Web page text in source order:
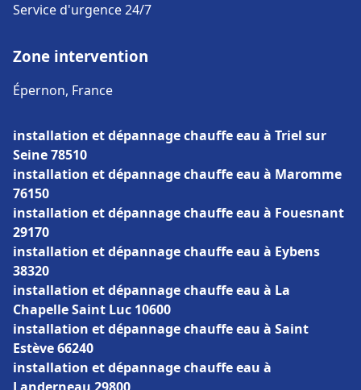
Service d'urgence 24/7
Zone intervention
Épernon, France
installation et dépannage chauffe eau à Triel sur
Seine 78510
installation et dépannage chauffe eau à Maromme
76150
installation et dépannage chauffe eau à Fouesnant
29170
installation et dépannage chauffe eau à Eybens
38320
installation et dépannage chauffe eau à La
Chapelle Saint Luc 10600
installation et dépannage chauffe eau à Saint
Estève 66240
installation et dépannage chauffe eau à